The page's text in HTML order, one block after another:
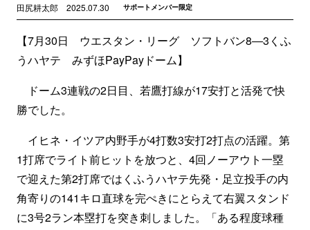
田尻耕太郎 2025.07.30 サポートメンバー限定
【7月30日 ウエスタン・リーグ ソフトバン8―3くふ
うハヤテ みずほPayPayドーム】
ドーム3連戦の2日目、若鷹打線が17安打と活発で快
勝でした。
イヒネ・イツア内野手が4打数3安打2打点の活躍。第
1打席でライト前ヒットを放つと、4回ノーアウト一塁
で迎えた第2打席ではくふうハヤテ先発・足立投手の内
角寄りの141キロ直球を完ぺきにとらえて右翼スタンド
に3号2ラン本塁打を突き刺しました。「ある程度球種